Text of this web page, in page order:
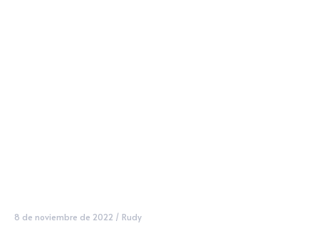
8 de noviembre de 2022 / Rudy